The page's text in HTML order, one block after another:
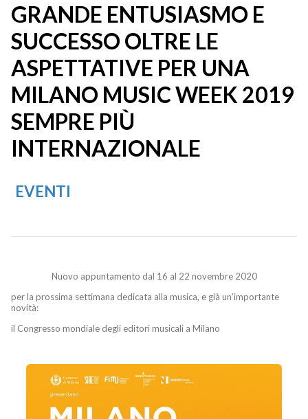
GRANDE ENTUSIASMO E
SUCCESSO OLTRE LE
ASPETTATIVE PER UNA
MILANO MUSIC WEEK 2019
SEMPRE PIÙ
INTERNAZIONALE
EVENTI
Nuovo appuntamento dal 16 al 22 novembre 2020
per la prossima settimana dedicata alla musica, e già un’importante
novità:
il Congresso mondiale degli editori musicali a Milano